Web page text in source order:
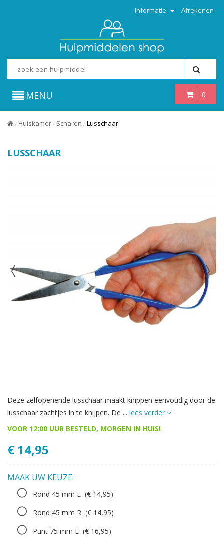
Informatie Afrekenen
0
MENU
/ Huiskamer / Scharen / Lusschaar
LUSSCHAAR
Deze zelfopenende lusschaar maakt knippen eenvoudig door de
lusschaar zachtjes in te knijpen. De ... lees verder
VOOR 12:00 UUR BESTELD, MORGEN IN HUIS!
€ 14,95
MAAK UW KEUZE:
Rond 45 mm L (€ 14,95)
Rond 45 mm R (€ 14,95)
Punt 75 mm L (€ 16,95)